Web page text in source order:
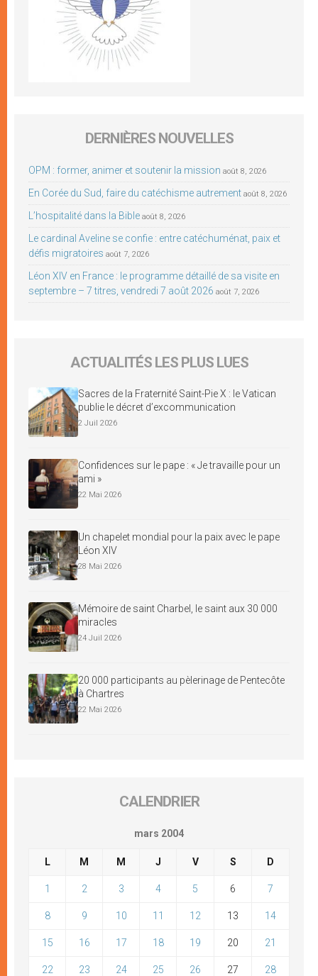
DERNIÈRES NOUVELLES
OPM : former, animer et soutenir la mission août 8, 2026
En Corée du Sud, faire du catéchisme autrement août 8, 2026
L’hospitalité dans la Bible août 8, 2026
Le cardinal Aveline se confie : entre catéchuménat, paix et
défis migratoires août 7, 2026
Léon XIV en France : le programme détaillé de sa visite en
septembre – 7 titres, vendredi 7 août 2026 août 7, 2026
ACTUALITÉS LES PLUS LUES
Sacres de la Fraternité Saint-Pie X : le Vatican
publie le décret d’excommunication
2 Juil 2026
Confidences sur le pape : « Je travaille pour un
ami »
22 Mai 2026
Un chapelet mondial pour la paix avec le pape
Léon XIV
28 Mai 2026
Mémoire de saint Charbel, le saint aux 30 000
miracles
24 Juil 2026
20 000 participants au pèlerinage de Pentecôte
à Chartres
22 Mai 2026
CALENDRIER
mars 2004
L M M J V S D
1 2 3 4 5 6 7
8 9 10 11 12 13 14
15 16 17 18 19 20 21
22 23 24 25 26 27 28